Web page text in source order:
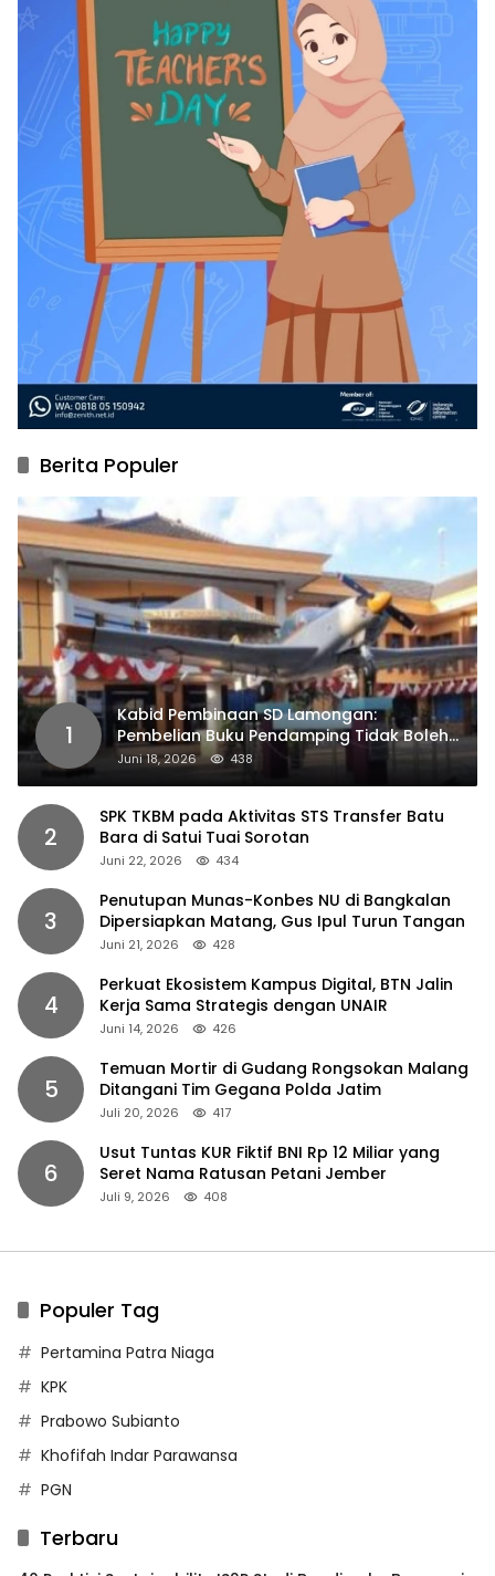
Berita Populer
1
Kabid Pembinaan SD Lamongan:
Pembelian Buku Pendamping Tidak Boleh
Dipaksakan
Juni 18, 2026 438
2
SPK TKBM pada Aktivitas STS Transfer Batu
Bara di Satui Tuai Sorotan
Juni 22, 2026 434
3
Penutupan Munas-Konbes NU di Bangkalan
Dipersiapkan Matang, Gus Ipul Turun Tangan
Juni 21, 2026 428
4
Perkuat Ekosistem Kampus Digital, BTN Jalin
Kerja Sama Strategis dengan UNAIR
Juni 14, 2026 426
5
Temuan Mortir di Gudang Rongsokan Malang
Ditangani Tim Gegana Polda Jatim
Juli 20, 2026 417
6
Usut Tuntas KUR Fiktif BNI Rp 12 Miliar yang
Seret Nama Ratusan Petani Jember
Juli 9, 2026 408
Populer Tag
Pertamina Patra Niaga
KPK
Prabowo Subianto
Khofifah Indar Parawansa
PGN
Terbaru